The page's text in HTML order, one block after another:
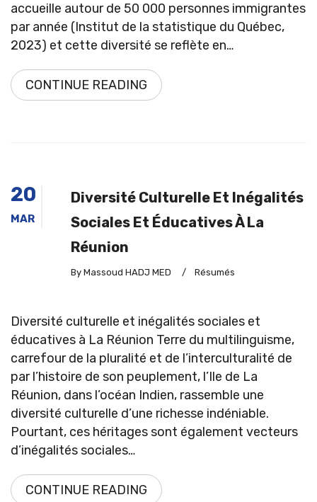
accueille autour de 50 000 personnes immigrantes
par année (Institut de la statistique du Québec,
2023) et cette diversité se reflète en…
CONTINUE READING
20
MAR
Diversité Culturelle Et Inégalités
Sociales Et Éducatives À La
Réunion
By Massoud HADJ MED / Résumés
Diversité culturelle et inégalités sociales et
éducatives à La Réunion Terre du multilinguisme,
carrefour de la pluralité et de l’interculturalité de
par l’histoire de son peuplement, l’Ile de La
Réunion, dans l’océan Indien, rassemble une
diversité culturelle d’une richesse indéniable.
Pourtant, ces héritages sont également vecteurs
d’inégalités sociales…
CONTINUE READING